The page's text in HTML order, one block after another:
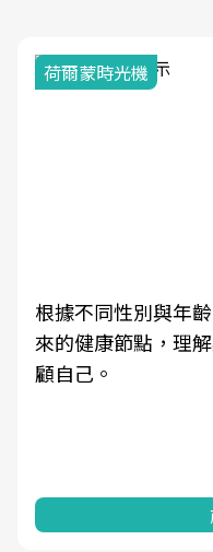
荷爾蒙時光機
根據不同性別與年
來的健康節點，理
顧自己。